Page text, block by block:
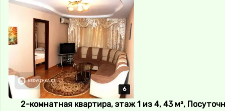
6
6
6
6
6
2-комнатная квартира, этаж 1 из 4, 43 м²,